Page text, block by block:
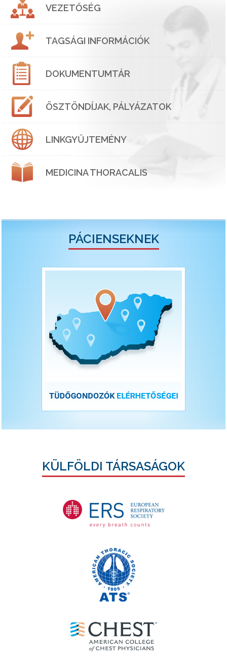
VEZETŐSÉG
TAGSÁGI INFORMÁCIÓK
DOKUMENTUMTÁR
ÖSZTÖNDÍJAK, PÁLYÁZATOK
LINKGYŰJTEMÉNY
MEDICINA THORACALIS
PÁCIENSEKNEK
KÜLFÖLDI TÁRSASÁGOK